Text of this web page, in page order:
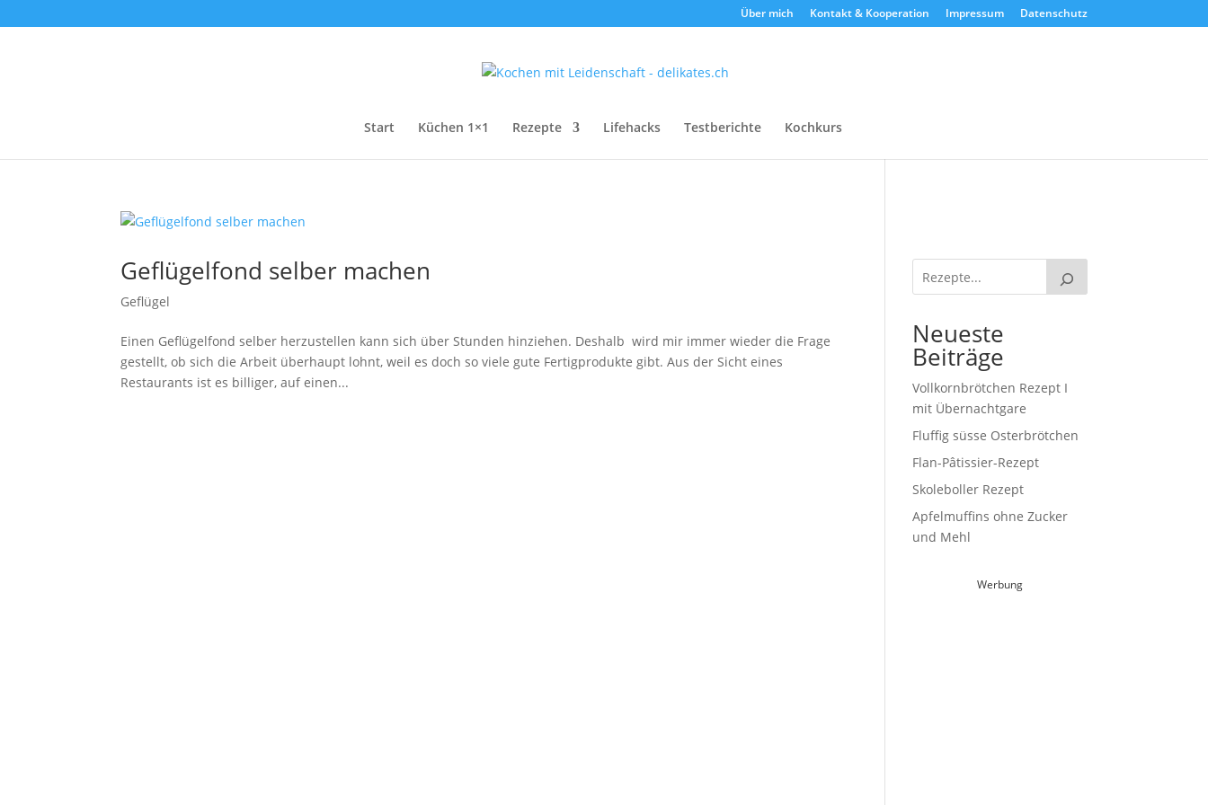
Über mich Kontakt & Kooperation Impressum Datenschutz
Start Küchen 1×1 Rezepte Lifehacks Testberichte Kochkurs
Geflügelfond selber machen
Geflügel
Einen Geflügelfond selber herzustellen kann sich über Stunden hinziehen. Deshalb wird mir immer wieder die Frage
gestellt, ob sich die Arbeit überhaupt lohnt, weil es doch so viele gute Fertigprodukte gibt. Aus der Sicht eines
Restaurants ist es billiger, auf einen...
Neueste
Beiträge
Vollkornbrötchen Rezept I
mit Übernachtgare
Fluffig süsse Osterbrötchen
Flan-Pâtissier-Rezept
Skoleboller Rezept
Apfelmuffins ohne Zucker
und Mehl
Werbung